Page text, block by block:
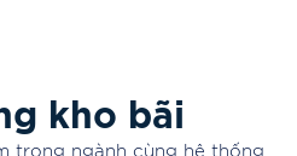
kho bãi
trong ngành cùng hệ thống